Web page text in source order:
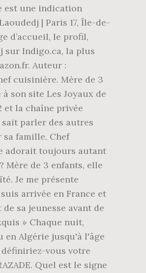
est une indication
| Paris 17, Île-de-
d’accueil, le profil,
sur Indigo.ca, la plus
Auteur :
cuisinière. Mère de 3
son site Les Joyaux de
et la chaîne privée
sait parler des autres
famille. Chef
adorait toujours autant
Mère de 3 enfants, elle
Je me présente
arrivée en France et
sa jeunesse avant de
» Chaque nuit,
en Algérie jusqu'à l'âge
définiriez-vous votre
Quel est le signe